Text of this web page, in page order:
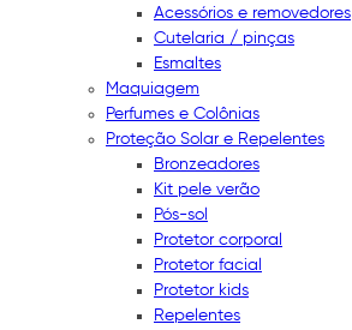
Acessórios e removedores
Cutelaria / pinças
Esmaltes
Maquiagem
Perfumes e Colônias
Proteção Solar e Repelentes
Bronzeadores
Kit pele verão
Pós-sol
Protetor corporal
Protetor facial
Protetor kids
Repelentes